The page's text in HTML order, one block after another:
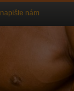
napište nám